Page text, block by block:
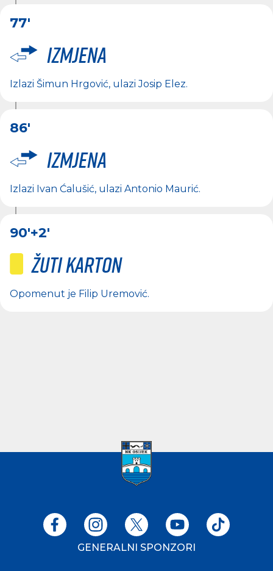
77'
Izmjena
Izlazi Šimun Hrgović, ulaziJosip Elez.
86'
Izmjena
Izlazi Ivan Ćalušić, ulazi Antonio Maurić.
90'+2'
Žuti karton
Opomenut je Filip Uremović.
GENERALNI SPONZORI